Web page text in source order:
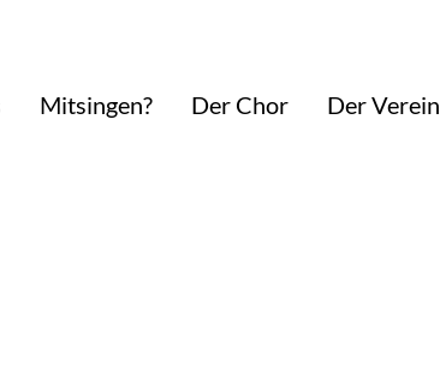
Mitsingen? Der Chor Der Verein